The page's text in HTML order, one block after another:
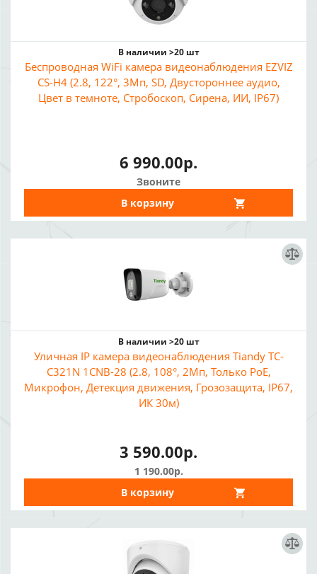
В наличии >20 шт
Беспроводная WiFi камера видеонаблюдения EZVIZ
CS-H4 (2.8, 122°, 3Мп, SD, Двустороннее аудио,
Цвет в темноте, Стробоскоп, Сирена, ИИ, IP67)
6 990.00р.
Звоните
В корзину
В наличии >20 шт
Уличная IP камера видеонаблюдения Tiandy TC-
C321N 1CNB-28 (2.8, 108°, 2Мп, Только PoE,
Микрофон, Детекция движения, Грозозащита, IP67,
ИК 30м)
3 590.00р.
1 190.00р.
В корзину